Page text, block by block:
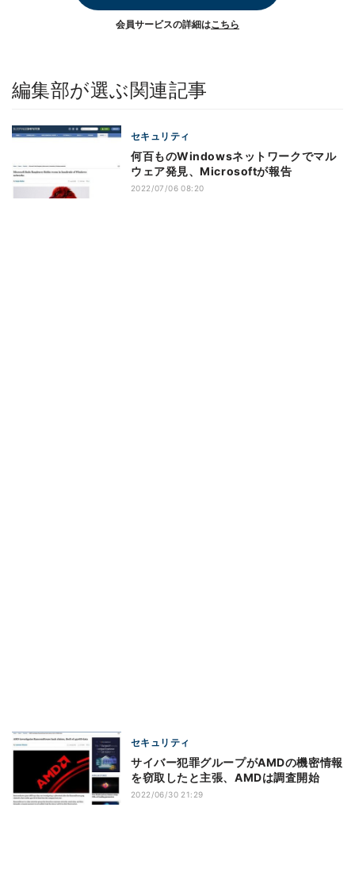
会員サービスの詳細はこちら
編集部が選ぶ関連記事
セキュリティ
何百ものWindowsネットワークでマル
ウェア発見、Microsoftが報告
2022/07/06 08:20
セキュリティ
サイバー犯罪グループがAMDの機密情報
を窃取したと主張、AMDは調査開始
2022/06/30 21:29